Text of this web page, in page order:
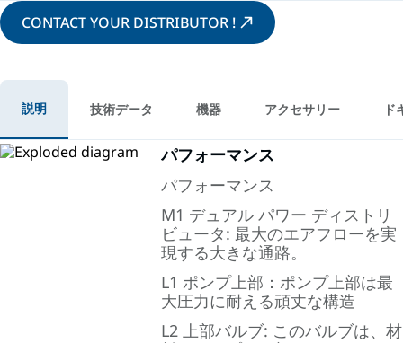
CONTACT YOUR DISTRIBUTOR !
説明 技術データ 機器 アクセサリー ド
パフォーマンス
パフォーマンス
M1 デュアル パワー ディストリ
ビュータ: 最大のエアフローを実
現する大きな通路。
L1 ポンプ上部：ポンプ上部は最
大圧力に耐える頑丈な構造
L2 上部バルブ: このバルブは、材